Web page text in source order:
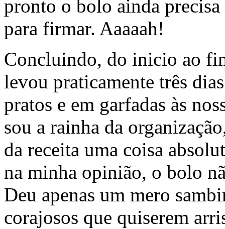
pronto o bolo ainda
para firmar. Aaaaah!
Concluindo, do inicio ao
levou praticamente três
pratos e em garfadas às
sou a rainha da
da receita uma coisa
na minha opinião, o bolo
Deu apenas um mero
corajosos que quiserem